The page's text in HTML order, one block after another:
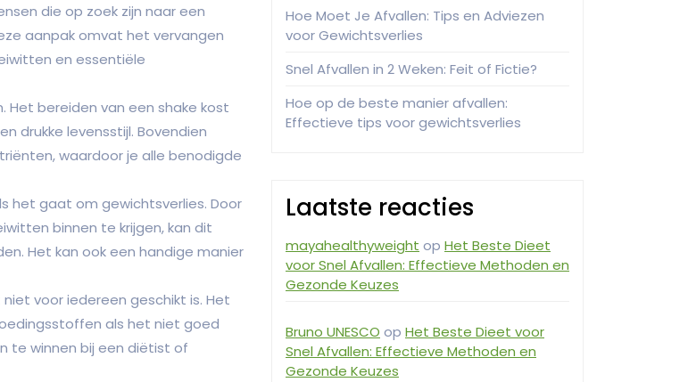
die op zoek zijn naar een
aanpak omvat het vervangen
en essentiële
Het bereiden van een shake kost
drukke levensstijl. Bovendien
waardoor je alle benodigde
het gaat om gewichtsverlies. Door
binnen te krijgen, kan dit
Het kan ook een handige manier
voor iedereen geschikt is. Het
als het niet goed
te winnen bij een diëtist of
Hoe Moet Je Afvallen: Tips en Adviezen
voor Gewichtsverlies
Snel Afvallen in 2 Weken: Feit of Fictie?
Hoe op de beste manier afvallen:
Effectieve tips voor gewichtsverlies
Laatste reacties
mayahealthyweight op Het Beste Dieet
voor Snel Afvallen: Effectieve Methoden en
Gezonde Keuzes
Bruno UNESCO op Het Beste Dieet voor
Snel Afvallen: Effectieve Methoden en
Gezonde Keuzes